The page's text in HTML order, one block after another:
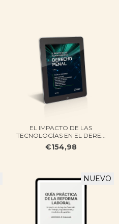
EL IMPACTO DE LAS
TECNOLOGÍAS EN EL DERE...
€154,98
NUEVO